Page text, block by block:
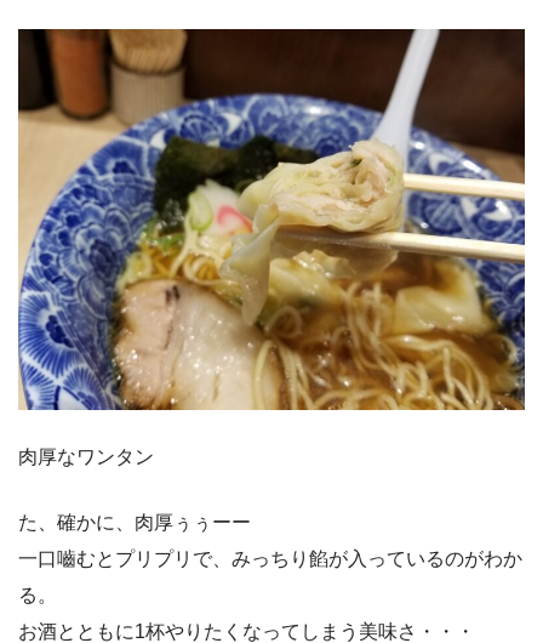
肉厚なワンタン
た、確かに、肉厚ぅぅーー
一口嚙むとプリプリで、みっちり餡が入っているのがわか
る。
お酒とともに1杯やりたくなってしまう美味さ・・・